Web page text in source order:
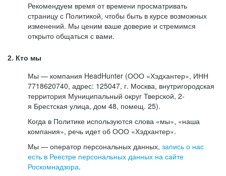
Рекомендуем время от времени просматривать
страницу с Политикой, чтобы быть в курсе возможных
изменений. Мы ценим ваше доверие и стремимся
открыто общаться с вами.
2. Кто мы
Мы — компания HeadHunter (ООО «Хэдхантер», ИНН
7718620740, адрес: 125047, г. Москва, внутригородская
территория Муниципальный округ Тверской, 2-
я Брестская улица, дом 48, помещ. 25).
Когда в Политике используются слова «мы», «наша
компания», речь идет об ООО «Хэдхантер».
Мы — оператор персональных данных, запись о нас
есть в Реестре персональных данных на сайте
Роскомнадзора.